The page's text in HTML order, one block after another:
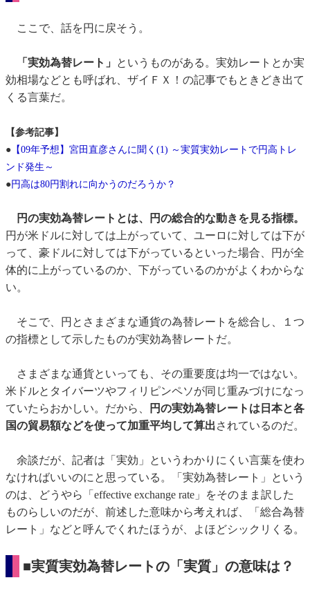
ここで、話を円に戻そう。
「実効為替レート」
というものがある。実効レートとか実
効相場などとも呼ばれ、ザイＦＸ！の記事でもときどき出て
くる言葉だ。
【参考記事】
● 【09年予想】宮田直彦さんに聞く(1) ～実質実効レートで円高トレ
ンド発生～
●円高は80円割れに向かうのだろうか？
円の実効為替レートとは、円の総合的な動きを見る指標。
円が米ドルに対しては上がっていて、ユーロに対しては下が
って、豪ドルに対しては下がっているといった場合、円が全
体的に上がっているのか、下がっているのかがよくわからな
い。
そこで、円とさまざまな通貨の為替レートを総合し、１つ
の指標として示したものが実効為替レートだ。
さまざまな通貨といっても、その重要度は均一ではない。
米ドルとタイバーツやフィリピンペソが同じ重みづけになっ
ていたらおかしい。だから、
円の実効為替レートは日本と各
国の貿易額などを使って加重平均して算出されているのだ。
余談だが、記者は「実効」というわかりにくい言葉を使わ
なければいいのにと思っている。「実効為替レート」という
のは、どうやら「effective exchange rate」をそのまま訳した
ものらしいのだが、前述した意味から考えれば、「総合為替
レート」などと呼んでくれたほうが、よほどシックリくる。
■実質実効為替レートの「実質」の意味は？